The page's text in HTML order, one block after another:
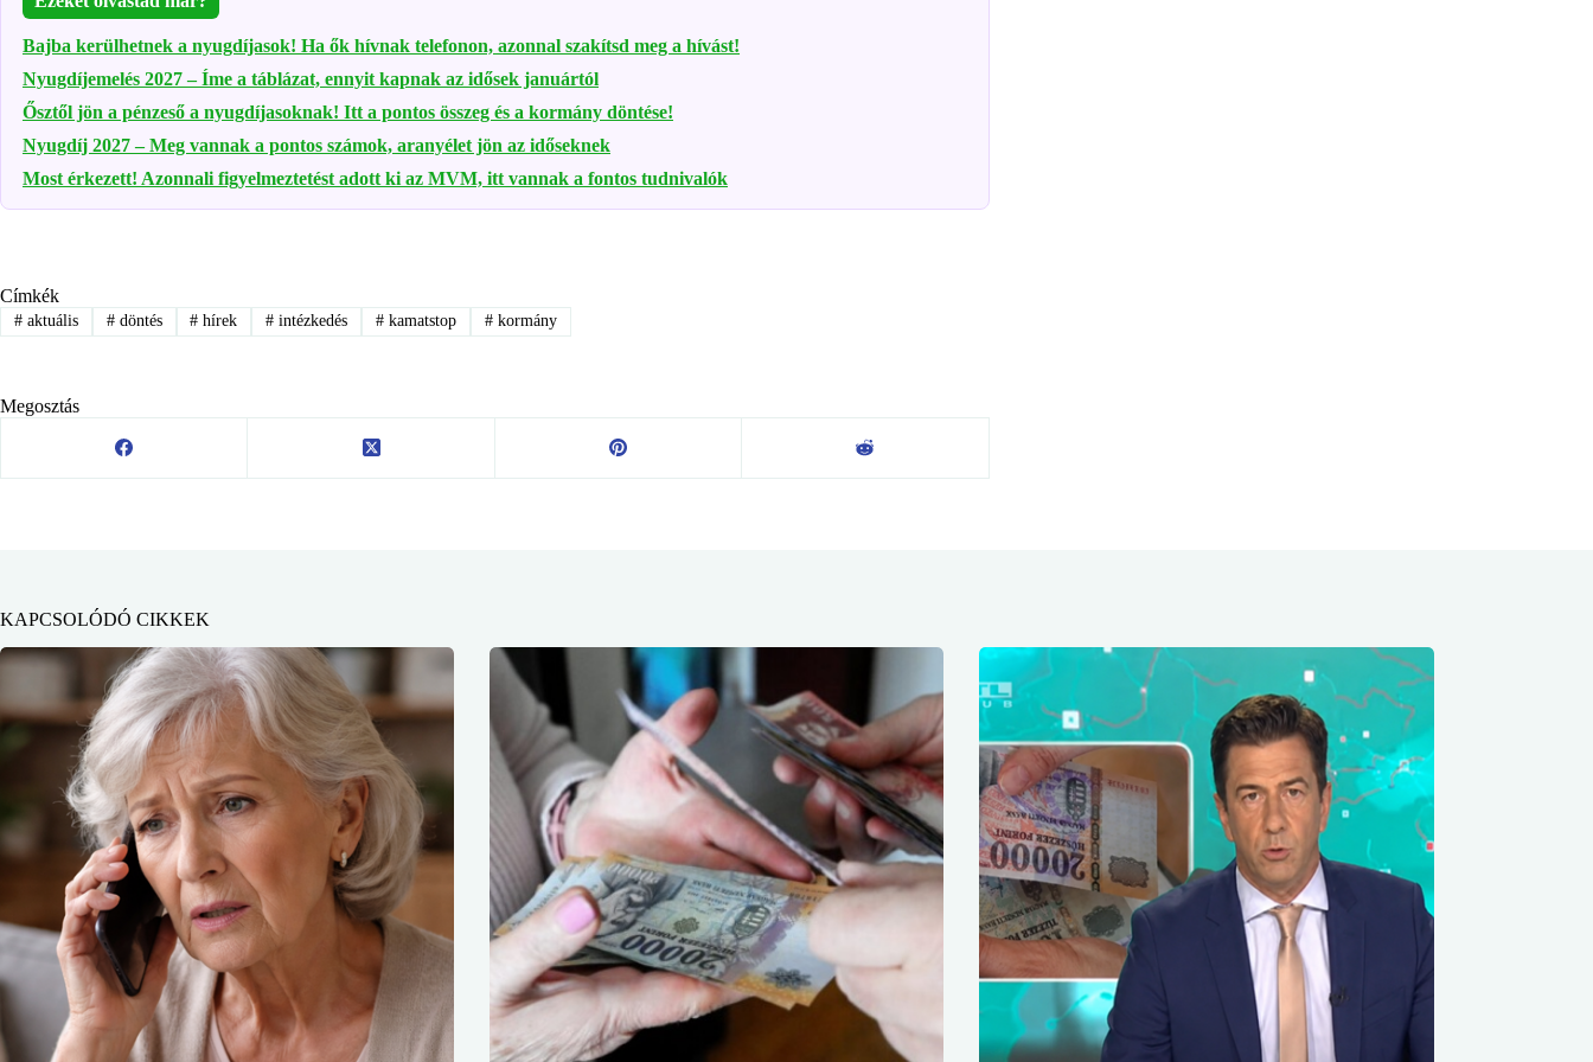
Bajba kerülhetnek a nyugdíjasok! Ha ők hívnak telefonon, azonnal szakítsd meg a hívást!
Nyugdíjemelés 2027 – Íme a táblázat, ennyit kapnak az idősek januártól
Ősztől jön a pénzeső a nyugdíjasoknak! Itt a pontos összeg és a kormány döntése!
Nyugdíj 2027 – Meg vannak a pontos számok, aranyélet jön az időseknek
Most érkezett! Azonnali figyelmeztetést adott ki az MVM, itt vannak a fontos tudnivalók
Címkék
#aktuális #döntés # hírek # intézkedés # kamatstop #kormány
Megosztás
KAPCSOLÓDÓ CIKKEK